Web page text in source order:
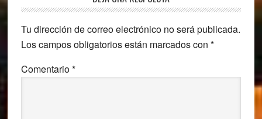
con
los
lectores
Tu dirección de correo electrónico no será publicada.
Los campos obligatorios están marcados con *
Comentario*